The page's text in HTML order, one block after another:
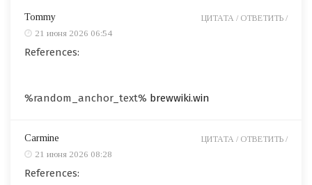
Tommy
21 июня 2026 06:54
References:
%random_anchor_text% brewwiki.win
ЦИТАТА / ОТВЕТИТЬ /
Carmine
21 июня 2026 08:28
References:
ЦИТАТА / ОТВЕТИТЬ /